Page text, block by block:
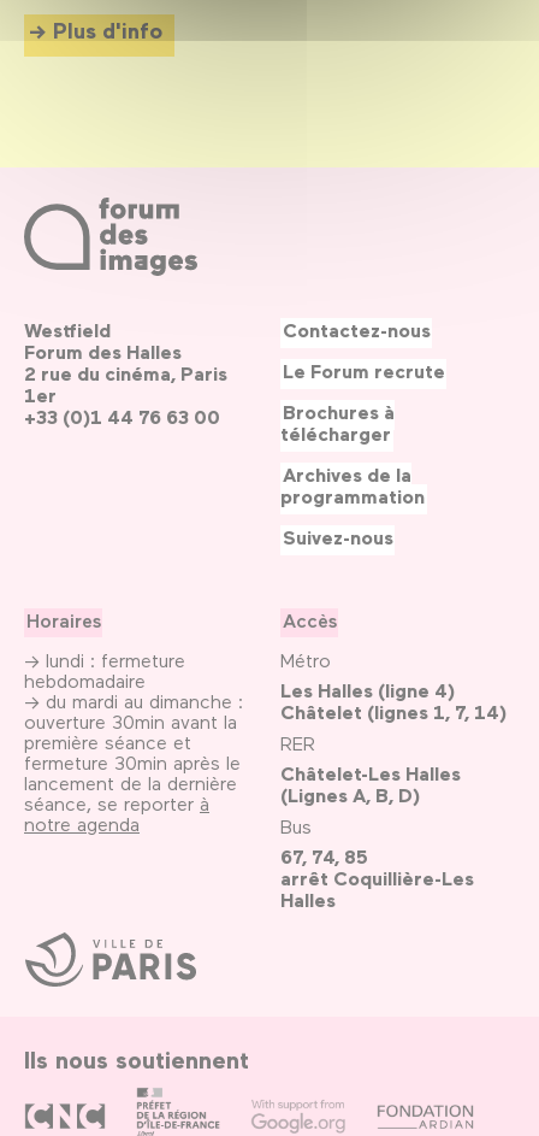
Plus d'info
Ville
de
Paris
Westfield
Forum des Halles
2 rue du cinéma, Paris
1er
+33 (0)1 44 76 63 00
Horaires
→ lundi : fermeture
hebdomadaire
→ du mardi au dimanche :
ouverture 30min avant la
première séance et
fermeture 30min après le
lancement de la dernière
séance, se reporter à
notre agenda
Accès
Métro
Les Halles (ligne 4)
Châtelet (lignes 1, 7, 14)
RER
Châtelet-Les Halles
(Lignes A, B, D)
Bus
67, 74, 85
arrêt Coquillière-Les
Halles
Contactez-nous
Le Forum recrute
Brochures à
télécharger
Archives de la
programmation
Suivez-nous
Ils nous soutiennent